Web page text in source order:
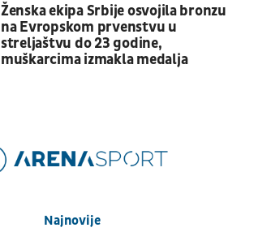
Ženska ekipa Srbije osvojila bronzu
na Evropskom prvenstvu u
streljaštvu do 23 godine,
muškarcima izmakla medalja
Najnovije